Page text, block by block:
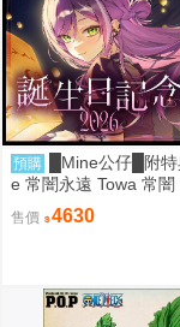
預購
█Mine公仔█附
e 常闇永遠 Towa 常闇
日記念 2026 生日紀念
帽子
售價 4630